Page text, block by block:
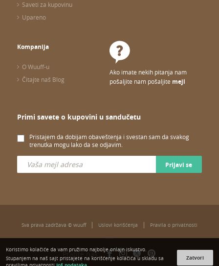
Saveti za kupovinu
Upareno
Kompanija
O Wuuff-u
Čitajte naš Blog
Ako imate nekih pitanja nam
pošaljite nam pošaljite mejl
Primi savete o kupovini u sandučetu
Pristajem da dobijam obaveštenja i svestan sam da svakog
trenutka mogu lako da se odjavim.
Prijavi se
Sva prava zadržava © wuuff Uslovi korišćenja Pravila o privatnosti
Pratite nas:
Koristimo kolačiće da vam pružimo najbolje onlajn iskustvo.
Stupanjem na naš sajt pristajete na korišćenje kolačića u skladu sa
Zatvori